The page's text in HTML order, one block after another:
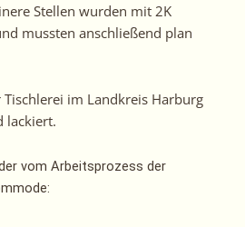
Stellen wurden mit 2K
mussten anschließend plan
im Landkreis Harburg
lackiert.
vom Arbeitsprozess der